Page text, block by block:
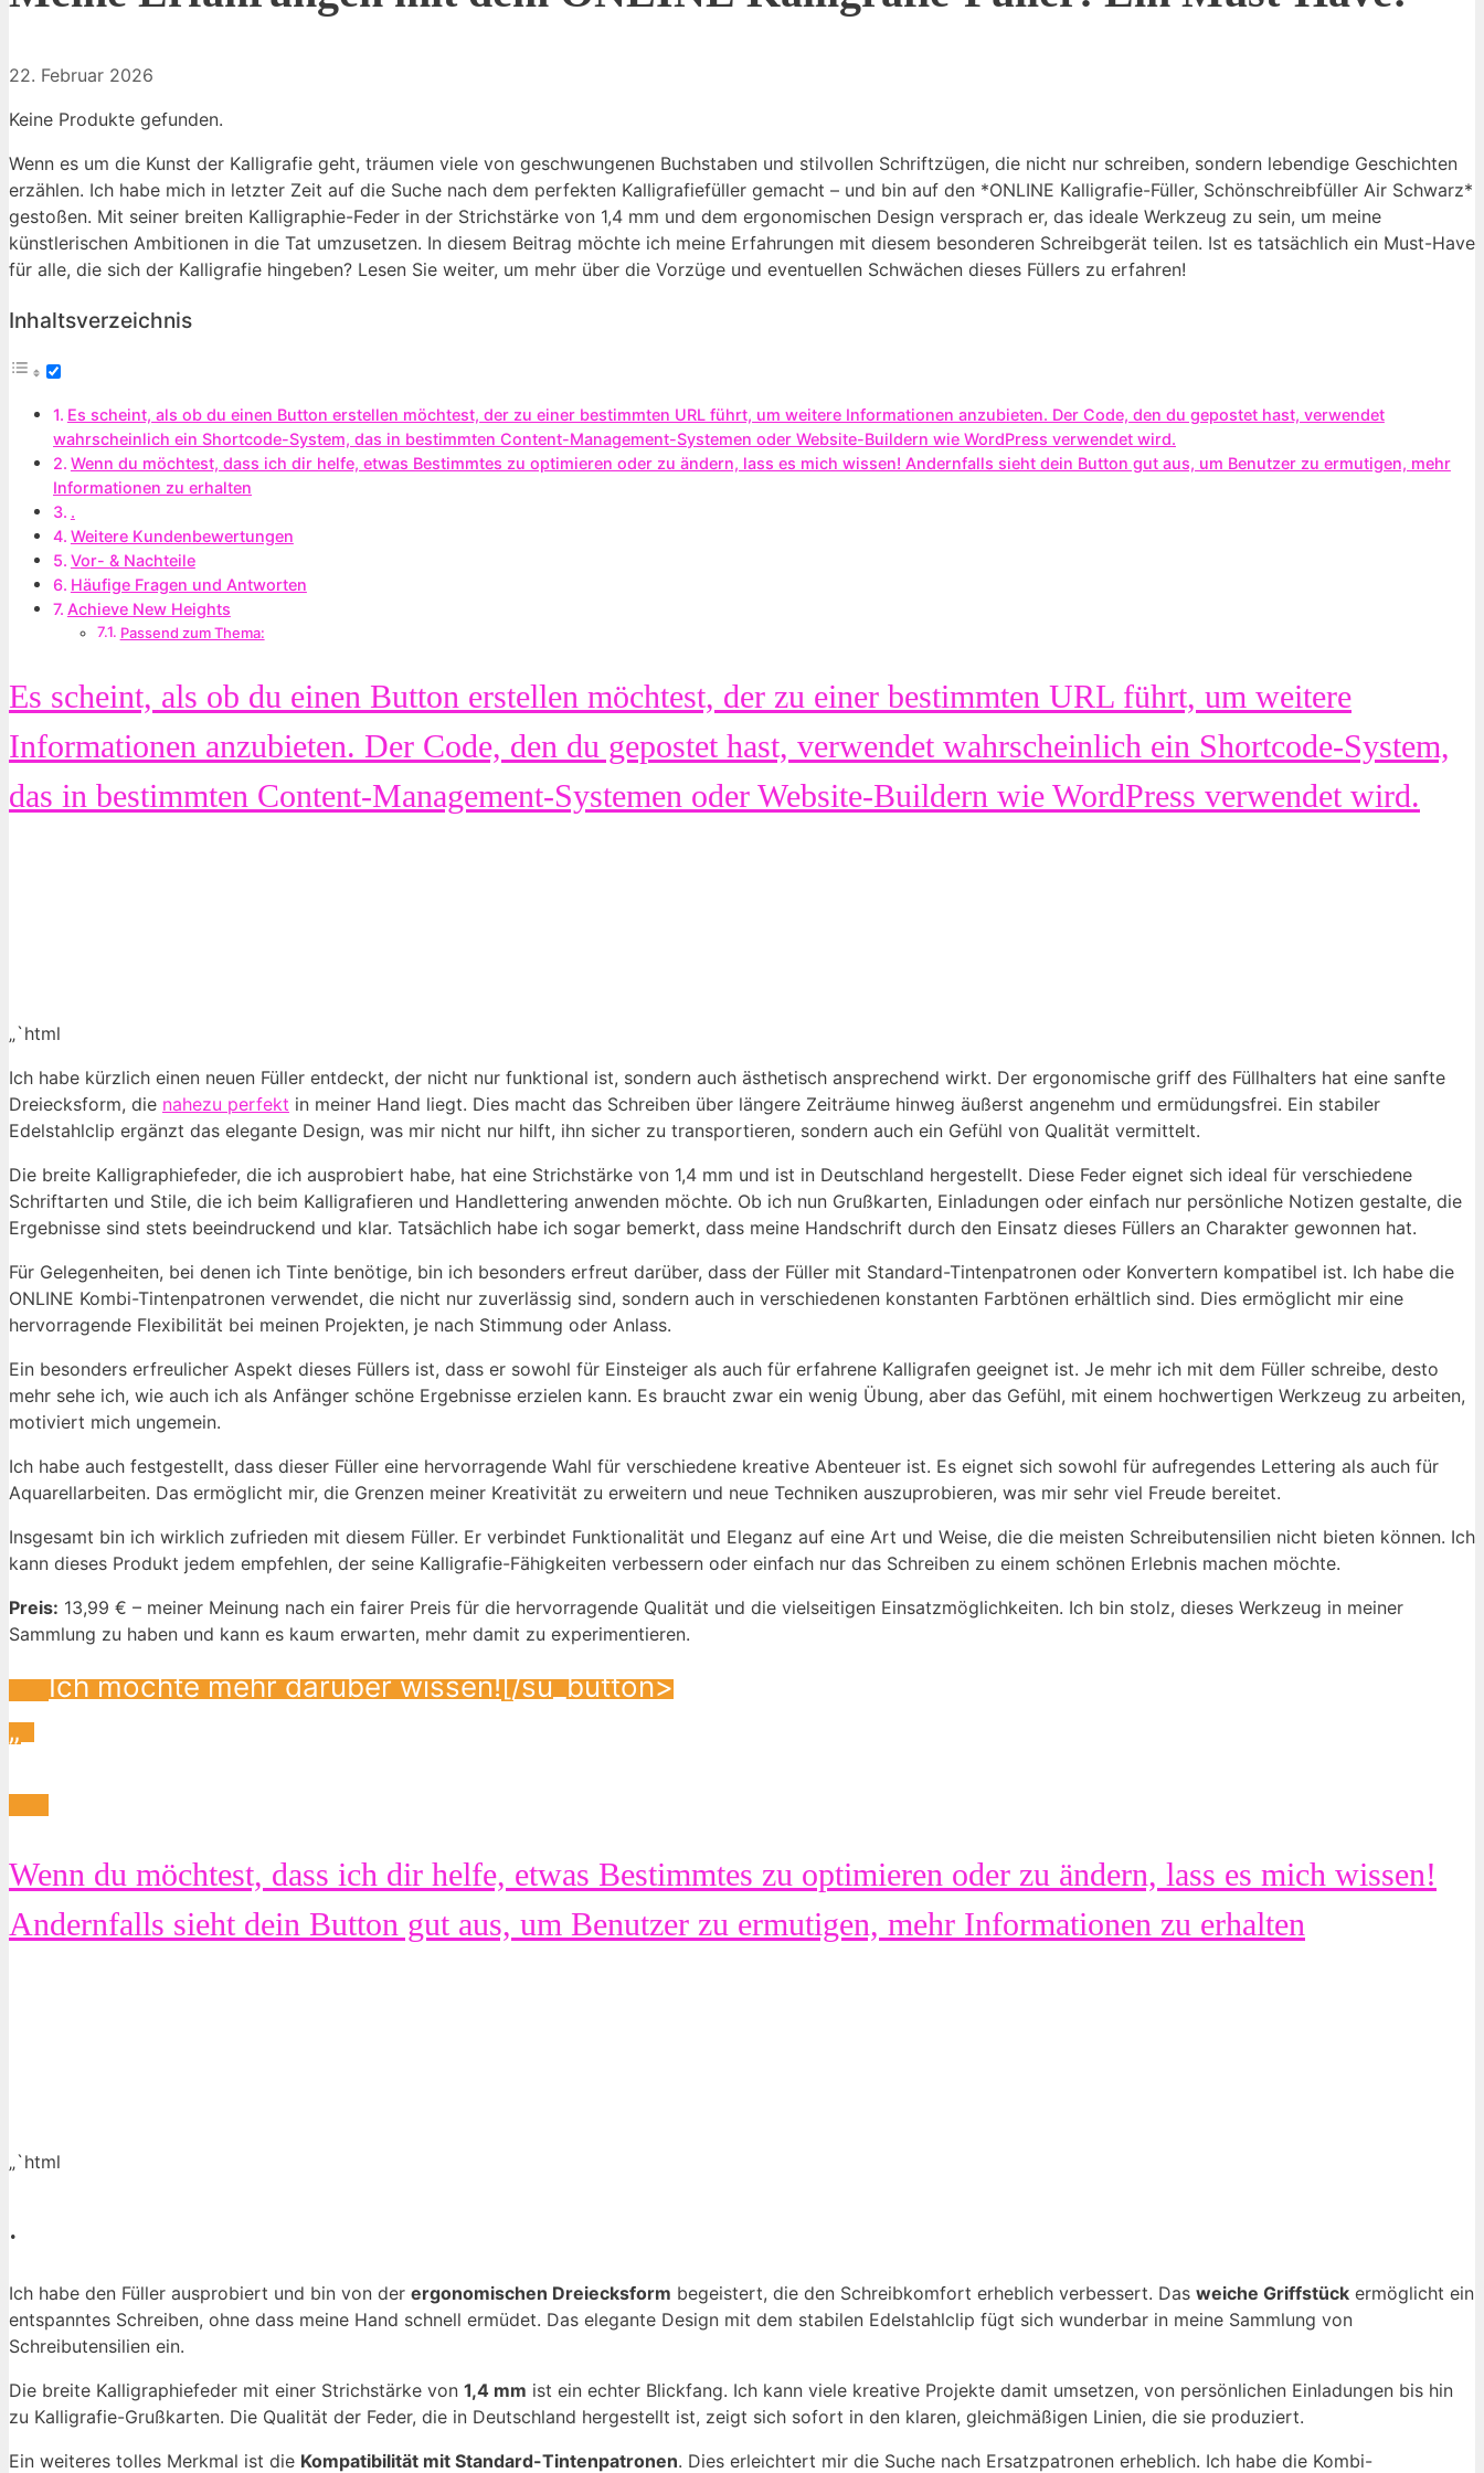
22. Februar 2026
Keine Produkte gefunden.
Wenn es um die Kunst der Kalligrafie geht, träumen viele von geschwungenen Buchstaben und stilvollen Schriftzügen, die nicht nur schreiben, sondern lebendige Geschichten
erzählen. Ich habe mich in letzter Zeit auf die Suche nach dem perfekten Kalligrafiefüller gemacht – und bin auf den *ONLINE Kalligrafie-Füller, Schönschreibfüller Air Schwarz*
gestoßen. Mit seiner breiten Kalligraphie-Feder in der Strichstärke von 1,4 mm und dem ergonomischen Design versprach er, das ideale Werkzeug zu sein, um meine
künstlerischen Ambitionen in die Tat umzusetzen. In diesem Beitrag möchte ich meine Erfahrungen mit diesem besonderen Schreibgerät teilen. Ist es tatsächlich ein Must-Have
für alle, die sich der Kalligrafie hingeben? Lesen Sie weiter, um mehr über die Vorzüge und eventuellen Schwächen dieses Füllers zu erfahren!
Inhaltsverzeichnis
Es scheint, als ob du einen Button erstellen möchtest, der zu einer bestimmten URL führt, um weitere Informationen anzubieten. Der Code, den du gepostet hast, verwendet
wahrscheinlich ein Shortcode-System, das in bestimmten Content-Management-Systemen oder Website-Buildern wie WordPress verwendet wird.
Wenn du möchtest, dass ich dir helfe, etwas Bestimmtes zu optimieren oder zu ändern, lass es mich wissen! Andernfalls sieht dein Button gut aus, um Benutzer zu ermutigen, mehr
Informationen zu erhalten
.
Weitere Kundenbewertungen
Vor- & Nachteile
Häufige Fragen und Antworten
Achieve New Heights
Passend zum Thema:
Es scheint, als ob du einen Button erstellen möchtest, der zu einer bestimmten URL führt, um weitere
Informationen anzubieten. Der Code, den du gepostet hast, verwendet wahrscheinlich ein Shortcode-System,
das in bestimmten Content-Management-Systemen oder Website-Buildern wie WordPress verwendet wird.
„`html
Ich habe kürzlich einen neuen Füller entdeckt, der nicht nur funktional ist, sondern auch ästhetisch ansprechend wirkt. Der ergonomische griff des Füllhalters hat eine sanfte
Dreiecksform, die nahezu perfekt in meiner Hand liegt. Dies macht das Schreiben über längere Zeiträume hinweg äußerst angenehm und ermüdungsfrei. Ein stabiler
Edelstahlclip ergänzt das elegante Design, was mir nicht nur hilft, ihn sicher zu transportieren, sondern auch ein Gefühl von Qualität vermittelt.
Die breite Kalligraphiefeder, die ich ausprobiert habe, hat eine Strichstärke von 1,4 mm und ist in Deutschland hergestellt. Diese Feder eignet sich ideal für verschiedene
Schriftarten und Stile, die ich beim Kalligrafieren und Handlettering anwenden möchte. Ob ich nun Grußkarten, Einladungen oder einfach nur persönliche Notizen gestalte, die
Ergebnisse sind stets beeindruckend und klar. Tatsächlich habe ich sogar bemerkt, dass meine Handschrift durch den Einsatz dieses Füllers an Charakter gewonnen hat.
Für Gelegenheiten, bei denen ich Tinte benötige, bin ich besonders erfreut darüber, dass der Füller mit Standard-Tintenpatronen oder Konvertern kompatibel ist. Ich habe die
ONLINE Kombi-Tintenpatronen verwendet, die nicht nur zuverlässig sind, sondern auch in verschiedenen konstanten Farbtönen erhältlich sind. Dies ermöglicht mir eine
hervorragende Flexibilität bei meinen Projekten, je nach Stimmung oder Anlass.
Ein besonders erfreulicher Aspekt dieses Füllers ist, dass er sowohl für Einsteiger als auch für erfahrene Kalligrafen geeignet ist. Je mehr ich mit dem Füller schreibe, desto
mehr sehe ich, wie auch ich als Anfänger schöne Ergebnisse erzielen kann. Es braucht zwar ein wenig Übung, aber das Gefühl, mit einem hochwertigen Werkzeug zu arbeiten,
motiviert mich ungemein.
Ich habe auch festgestellt, dass dieser Füller eine hervorragende Wahl für verschiedene kreative Abenteuer ist. Es eignet sich sowohl für aufregendes Lettering als auch für
Aquarellarbeiten. Das ermöglicht mir, die Grenzen meiner Kreativität zu erweitern und neue Techniken auszuprobieren, was mir sehr viel Freude bereitet.
Insgesamt bin ich wirklich zufrieden mit diesem Füller. Er verbindet Funktionalität und Eleganz auf eine Art und Weise, die die meisten Schreibutensilien nicht bieten können. Ich
kann dieses Produkt jedem empfehlen, der seine Kalligrafie-Fähigkeiten verbessern oder einfach nur das Schreiben zu einem schönen Erlebnis machen möchte.
Preis: 13,99 € – meiner Meinung nach ein fairer Preis für die hervorragende Qualität und die vielseitigen Einsatzmöglichkeiten. Ich bin stolz, dieses Werkzeug in meiner
Sammlung zu haben und kann es kaum erwarten, mehr damit zu experimentieren.
Ich möchte mehr darüber wissen![/su_button>
„`
Wenn du möchtest, dass ich dir helfe, etwas Bestimmtes zu optimieren oder zu ändern, lass es mich wissen!
Andernfalls sieht dein Button gut aus, um Benutzer zu ermutigen, mehr Informationen zu erhalten
„`html
.
Ich habe den Füller ausprobiert und bin von der ergonomischen Dreiecksform begeistert, die den Schreibkomfort erheblich verbessert. Das weiche Griffstück ermöglicht ein
entspanntes Schreiben, ohne dass meine Hand schnell ermüdet. Das elegante Design mit dem stabilen Edelstahlclip fügt sich wunderbar in meine Sammlung von
Schreibutensilien ein.
Die breite Kalligraphiefeder mit einer Strichstärke von 1,4 mm ist ein echter Blickfang. Ich kann viele kreative Projekte damit umsetzen, von persönlichen Einladungen bis hin
zu Kalligrafie-Grußkarten. Die Qualität der Feder, die in Deutschland hergestellt ist, zeigt sich sofort in den klaren, gleichmäßigen Linien, die sie produziert.
Ein weiteres tolles Merkmal ist die Kompatibilität mit Standard-Tintenpatronen. Dies erleichtert mir die Suche nach Ersatzpatronen erheblich. Ich habe die Kombi-